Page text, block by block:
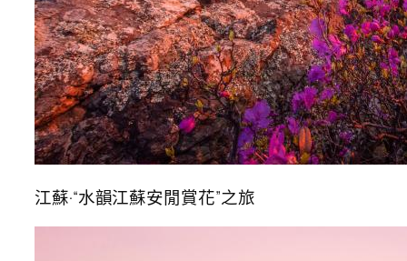
江蘇·“水韻江蘇安閒賞花”之旅